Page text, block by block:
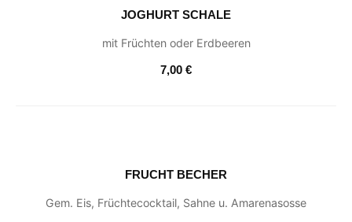
JOGHURT SCHALE
mit Früchten oder Erdbeeren
7,00 €
FRUCHT BECHER
Gem. Eis, Früchtecocktail, Sahne u. Amarenasosse